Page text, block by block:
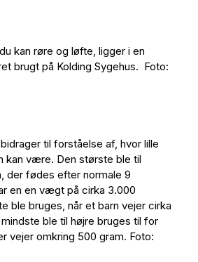
kan røre og løfte, ligger i en
brugt på Kolding Sygehus. Foto:
til forståelse af, hvor lille
kan være. Den største ble til
der fødes efter normale 9
en en vægt på cirka 3.000
ble bruges, når et barn vejer cirka
ble til højre bruges til for
vejer omkring 500 gram. Foto: